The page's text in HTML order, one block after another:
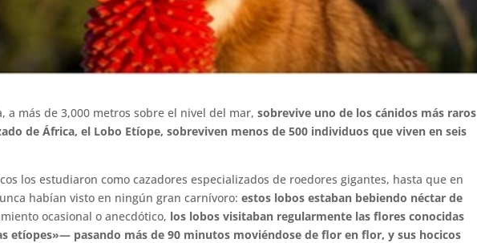
a más de 3,000 metros sobre el nivel del mar,sobrevive uno de los cánidos más raros
de África, el Lobo Etíope, sobreviven menos de 500 individuos que viven en seis
los estudiaron como cazadores especializados de roedores gigantes, hasta que en
habían visto en ningún gran carnívoro:estos lobos estaban bebiendo néctar de
ocasional o anecdótico, los lobos visitaban regularmente las flores conocidas
etíopes»— pasando más de 90 minutos moviéndose de flor en flor, y sus hocicos